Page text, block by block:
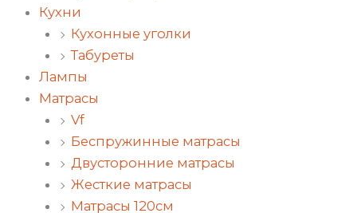
Кухни
Кухонные уголки
Табуреты
Лампы
Матрасы
Vf
Беспружинные матрасы
Двусторонние матрасы
Жесткие матрасы
Матрасы 120см